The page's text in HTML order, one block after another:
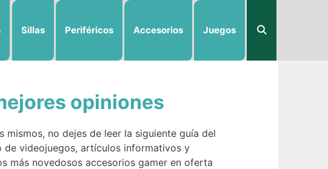
Sillas Periféricos Accesorios Juegos
opiniones
no dejes de leer la siguiente guía del
de videojuegos, artículos informativos y
más novedosos accesorios gamer en oferta